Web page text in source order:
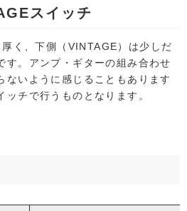
スイッチ
く、下側（VINTAGE）は少しだ
す。アンプ・ギターの組み合わせ
ないように感じることもあります
チで行うものとなります。